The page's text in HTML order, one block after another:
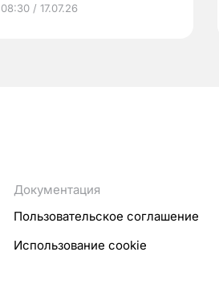
08:30 / 17.07.26
Документация
Пользовательское соглашение
Использование cookie